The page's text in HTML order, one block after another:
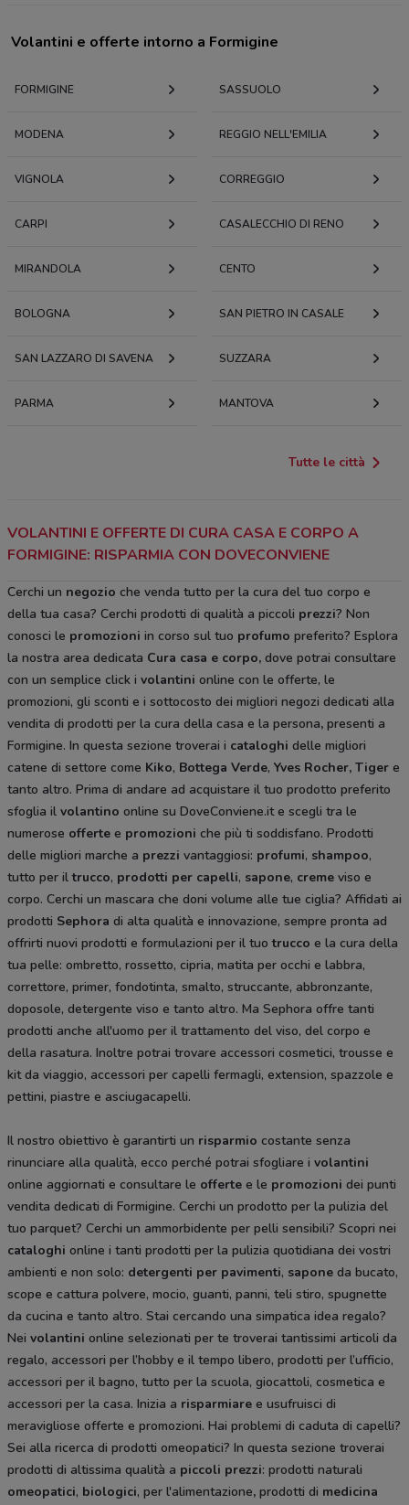
Volantini e offerte intorno a Formigine
FORMIGINE SASSUOLO
MODENA REGGIO NELL'EMILIA
VIGNOLA CORREGGIO
CARPI CASALECCHIO DI RENO
MIRANDOLA CENTO
BOLOGNA SAN PIETRO IN CASALE
SAN LAZZARO DI SAVENA SUZZARA
PARMA MANTOVA
Tutte le città
VOLANTINI E OFFERTE DI CURA CASA E CORPO A
FORMIGINE: RISPARMIA CON DOVECONVIENE
Cerchi un negozio che venda tutto per la cura del tuo corpo e
della tua casa? Cerchi prodotti di qualità a piccoli prezzi? Non
conosci le promozioni in corso sul tuo profumo preferito? Esplora
la nostra area dedicata Cura casa e corpo, dove potrai consultare
con un semplice click i volantini online con le offerte, le
promozioni, gli sconti e i sottocosto dei migliori negozi dedicati alla
vendita di prodotti per la cura della casa e la persona, presenti a
Formigine. In questa sezione troverai i cataloghi delle migliori
catene di settore come Kiko, Bottega Verde, Yves Rocher, Tiger e
tanto altro. Prima di andare ad acquistare il tuo prodotto preferito
sfoglia il volantino online su DoveConviene.it e scegli tra le
numerose offerte e promozioni che più ti soddisfano. Prodotti
delle migliori marche a prezzi vantaggiosi: profumi, shampoo,
tutto per iltrucco, prodotti per capelli, sapone, creme viso e
corpo. Cerchi un mascara che doni volume alle tue ciglia? Affidati ai
prodotti Sephora di alta qualità e innovazione, sempre pronta ad
offrirti nuovi prodotti e formulazioni per il tuotrucco e la cura della
tua pelle: ombretto, rossetto, cipria, matita per occhi e labbra,
correttore, primer, fondotinta, smalto, struccante, abbronzante,
doposole, detergente viso e tanto altro. Ma Sephora offre tanti
prodotti anche all'uomo per il trattamento del viso, del corpo e
della rasatura. Inoltre potrai trovare accessori cosmetici, trousse e
kit da viaggio, accessori per capelli fermagli, extension, spazzole e
pettini, piastre e asciugacapelli.
Il nostro obiettivo è garantirti un risparmio costante senza
rinunciare alla qualità, ecco perché potrai sfogliare i volantini
online aggiornati e consultare le offerte e le promozioni dei punti
vendita dedicati di Formigine. Cerchi un prodotto per la pulizia del
tuo parquet? Cerchi un ammorbidente per pelli sensibili? Scopri nei
cataloghi online i tanti prodotti per la pulizia quotidiana dei vostri
ambienti e non solo: detergenti per pavimenti, sapone da bucato,
scope e cattura polvere, mocio, guanti, panni, teli stiro, spugnette
da cucina e tanto altro. Stai cercando una simpatica idea regalo?
Nei volantini online selezionati per te troverai tantissimi articoli da
regalo, accessori per l’hobby e il tempo libero, prodotti per l’ufficio,
accessori per il bagno, tutto per la scuola, giocattoli, cosmetica e
accessori per la casa. Inizia a risparmiare e usufruisci di
meravigliose offerte e promozioni. Hai problemi di caduta di capelli?
Sei alla ricerca di prodotti omeopatici? In questa sezione troverai
prodotti di altissima qualità a piccoli prezzi: prodotti naturali
omeopatici, biologici, per l'alimentazione, prodotti di medicina